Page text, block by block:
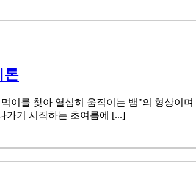
론
이를 찾아 열심히 움직이는 뱀"의 형상이
가기 시작하는 초여름에 [...]